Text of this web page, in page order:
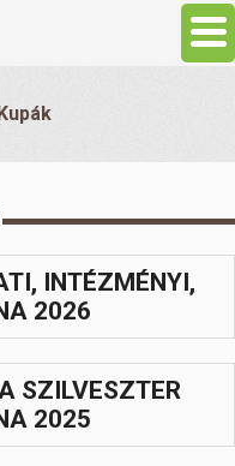
INTÉZMÉNYI,
2026
SZILVESZTER
2025